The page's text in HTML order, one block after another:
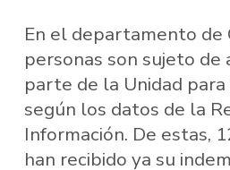
En el departamento de
personas son sujeto de
parte de la Unidad
según los datos de la
Información. De estas,
han recibido ya su